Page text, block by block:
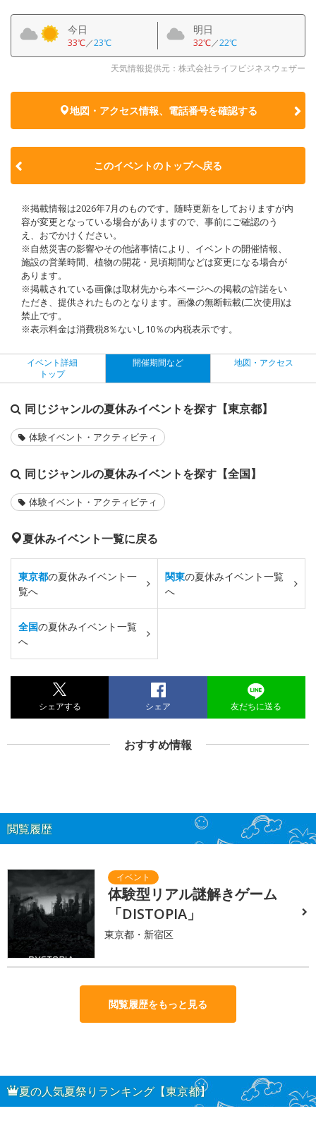
今日
33℃／23℃
明日
32℃／22℃
天気情報提供元：株式会社ライフビジネスウェザー
地図・アクセス情報、電話番号を確認する
このイベントのトップへ戻る
※掲載情報は2026年7月のものです。随時更新をしておりますが内
容が変更となっている場合がありますので、事前にご確認のう
え、おでかけください。
※自然災害の影響やその他諸事情により、イベントの開催情報、
施設の営業時間、植物の開花・見頃期間などは変更になる場合が
あります。
※掲載されている画像は取材先から本ページへの掲載の許諾をい
ただき、提供されたものとなります。画像の無断転載(二次使用)は
禁止です。
※表示料金は消費税8％ないし10％の内税表示です。
イベント詳細
トップ
開催期間など 地図・アクセス
同じジャンルの夏休みイベントを探す【東京都】
体験イベント・アクティビティ
同じジャンルの夏休みイベントを探す【全国】
体験イベント・アクティビティ
夏休みイベント一覧に戻る
東京都の夏休みイベント一
覧へ
関東の夏休みイベント一覧
へ
全国の夏休みイベント一覧
へ
シェアする シェア 友だちに送る
おすすめ情報
閲覧履歴
体験型リアル謎解きゲーム
「DISTOPIA」
東京都・新宿区
閲覧履歴をもっと見る
夏の人気夏祭りランキング【東京都】